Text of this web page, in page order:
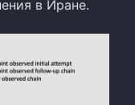
в Иране.